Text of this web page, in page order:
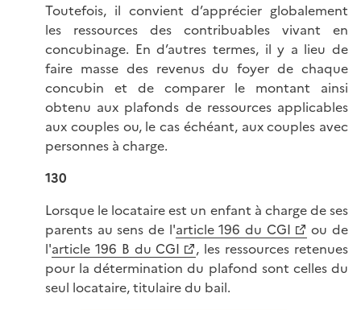
Toutefois, il convient d’apprécier globalement
les ressources des contribuables vivant en
concubinage. En d’autres termes, il y a lieu de
faire masse des revenus du foyer de chaque
concubin et de comparer le montant ainsi
obtenu aux plafonds de ressources applicables
aux couples ou, le cas échéant, aux couples avec
personnes à charge.
130
Lorsque le locataire est un enfant à charge de ses
parents au sens de l'article 196 du CGI
ou de
l'article 196 B du CGI
, les ressources retenues
pour la détermination du plafond sont celles du
seul locataire, titulaire du bail.